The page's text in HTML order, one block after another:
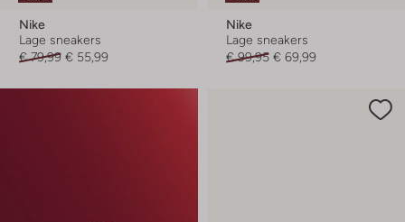
Nike
Lage sneakers
€ 79,99 € 55,99
Nike
Lage sneakers
€ 99,95 € 69,99